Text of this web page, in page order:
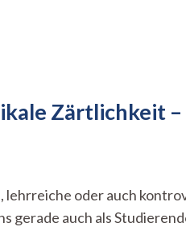
Zärtlichkeit
oder auch
gerade auch als